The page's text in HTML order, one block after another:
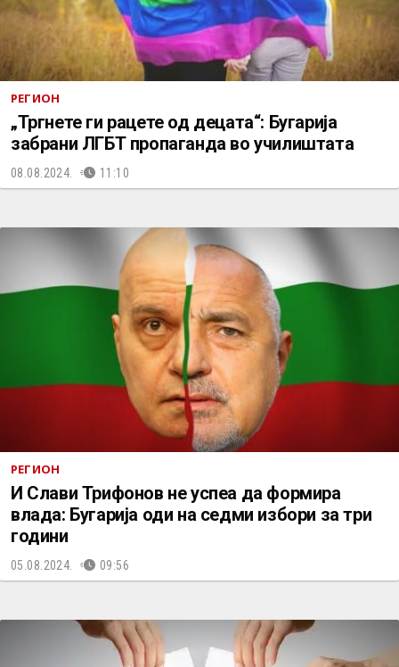
РЕГИОН
„Тргнете ги рацете од децата“: Бугарија
забрани ЛГБТ пропаганда во училиштата
08.08.2024. 11:10
РЕГИОН
И Слави Трифонов не успеа да формира
влада: Бугарија оди на седми избори за три
години
05.08.2024. 09:56